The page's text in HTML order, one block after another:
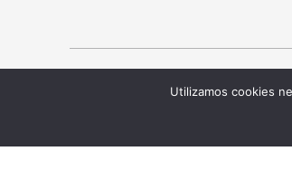
Av. Prof. Almeida Prado, 1366 - São Paulo, SP
Telefones: (11) 3091-4465 / 66 ● (11)
Utilizamos cookies